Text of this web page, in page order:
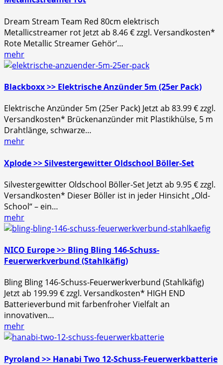
Dream Stream Team Red 80cm elektrisch
Metallicstreamer rot Jetzt ab 8.46 € zzgl. Versandkosten*
Rote Metallic Streamer Gehör‘…
mehr
Blackboxx >> Elektrische Anzünder 5m (25er Pack)
Elektrische Anzünder 5m (25er Pack) Jetzt ab 83.99 € zzgl.
Versandkosten* Brückenanzünder mit Plastikhülse, 5 m
Drahtlänge, schwarze…
mehr
Xplode >> Silvestergewitter Oldschool Böller-Set
Silvestergewitter Oldschool Böller-Set Jetzt ab 9.95 € zzgl.
Versandkosten* Dieser Böller ist in jeder Hinsicht „Old-
School“ – ein…
mehr
NICO Europe >> Bling Bling 146-Schuss-
Feuerwerkverbund (Stahlkäfig)
Bling Bling 146-Schuss-Feuerwerkverbund (Stahlkäfig)
Jetzt ab 199.99 € zzgl. Versandkosten* HIGH END
Batterieverbund mit farbenfroher Vielfalt an
innovativen…
mehr
Pyroland >> Hanabi Two 12-Schuss-Feuerwerkbatterie